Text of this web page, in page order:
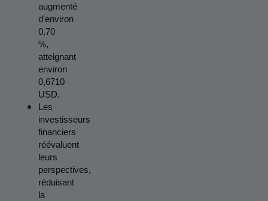
augmenté
d'environ
0,70
%,
atteignant
environ
0,6710
USD.
Les
investisseurs
financiers
réévaluent
leurs
perspectives,
réduisant
la